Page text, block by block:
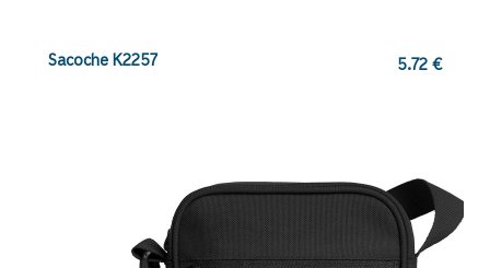
Sacoche K2257 5.72 €